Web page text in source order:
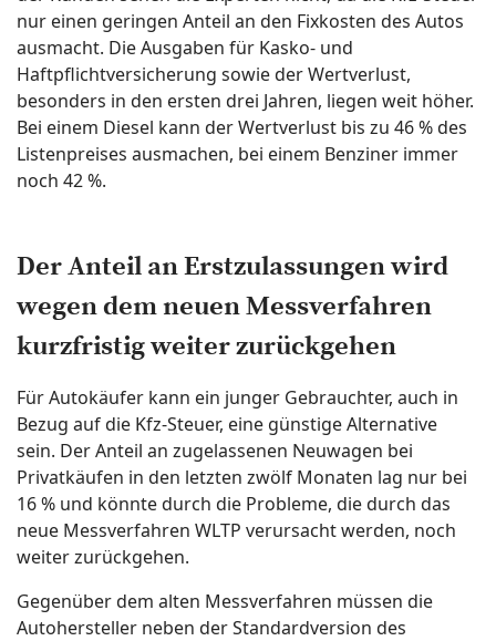
nur einen geringen Anteil an den Fixkosten des Autos
ausmacht. Die Ausgaben für Kasko- und
Haftpflichtversicherung sowie der Wertverlust,
besonders in den ersten drei Jahren, liegen weit höher.
Bei einem Diesel kann der Wertverlust bis zu 46 % des
Listenpreises ausmachen, bei einem Benziner immer
noch 42 %.
Der Anteil an Erstzulassungen wird
wegen dem neuen Messverfahren
kurzfristig weiter zurückgehen
Für Autokäufer kann ein junger Gebrauchter, auch in
Bezug auf die Kfz-Steuer, eine günstige Alternative
sein. Der Anteil an zugelassenen Neuwagen bei
Privatkäufen in den letzten zwölf Monaten lag nur bei
16 % und könnte durch die Probleme, die durch das
neue Messverfahren WLTP verursacht werden, noch
weiter zurückgehen.
Gegenüber dem alten Messverfahren müssen die
Autohersteller neben der Standardversion des